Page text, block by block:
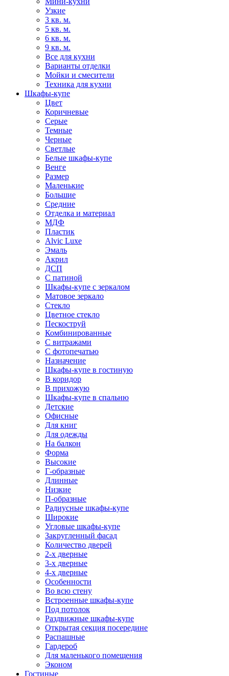
Узкие
3 кв. м.
5 кв. м.
6 кв. м.
9 кв. м.
Все для кухни
Варианты отделки
Мойки и смесители
Техника для кухни
Шкафы-купе
Цвет
Коричневые
Серые
Темные
Черные
Светлые
Белые шкафы-купе
Венге
Размер
Маленькие
Большие
Средние
Отделка и материал
МДФ
Пластик
Alvic Luxe
Эмаль
Акрил
ДСП
С патиной
Шкафы-купе с зеркалом
Матовое зеркало
Стекло
Цветное стекло
Пескоструй
Комбинированные
С витражами
С фотопечатью
Назначение
Шкафы-купе в гостиную
В коридор
В прихожую
Шкафы-купе в спальню
Детские
Офисные
Для книг
Для одежды
На балкон
Форма
Высокие
Г-образные
Длинные
Низкие
П-образные
Радиусные шкафы-купе
Широкие
Угловые шкафы-купе
Закругленный фасад
Количество дверей
2-х дверные
3-х дверные
4-х дверные
Особенности
Во всю стену
Встроенные шкафы-купе
Под потолок
Раздвижные шкафы-купе
Открытая секция посередине
Распашные
Гардероб
Для маленького помещения
Эконом
Гостиные